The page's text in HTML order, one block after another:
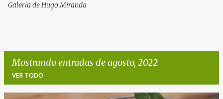
Galeria de Hugo Miranda
Mostrando entradas de agosto, 2022
VER TODO